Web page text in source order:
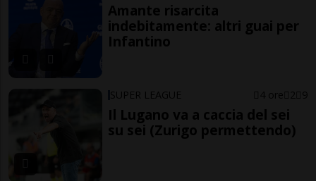
Amante risarcita
indebitamente: altri guai per
Infantino
SUPER LEAGUE 4 ore 2 9
Il Lugano va a caccia del sei
su sei (Zurigo permettendo)